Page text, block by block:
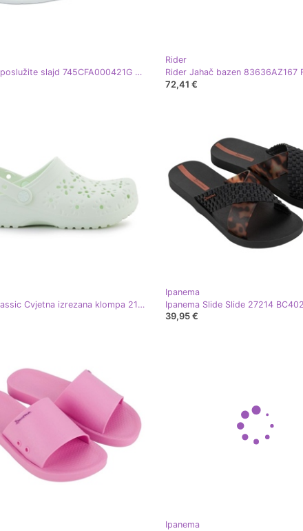
Lacoste poslužite slajd 745CFA000421G Flip -flops bijela
Rider
72,41 €
Crocs Classic Cvjetna izrezana klompa 210927-3yh flip-flops zelena
Ipanema
39,95 €
Ipanema